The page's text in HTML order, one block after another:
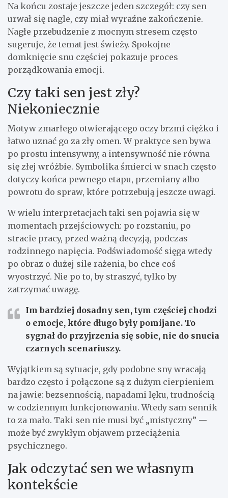
Na końcu zostaje jeszcze jeden szczegół: czy sen
urwał się nagle, czy miał wyraźne zakończenie.
Nagłe przebudzenie z mocnym stresem często
sugeruje, że temat jest świeży. Spokojne
domknięcie snu częściej pokazuje proces
porządkowania emocji.
Czy taki sen jest zły?
Niekoniecznie
Motyw zmarłego otwierającego oczy brzmi ciężko i
łatwo uznać go za zły omen. W praktyce sen bywa
po prostu intensywny, a intensywność nie równa
się złej wróżbie. Symbolika śmierci w snach często
dotyczy końca pewnego etapu, przemiany albo
powrotu do spraw, które potrzebują jeszcze uwagi.
W wielu interpretacjach taki sen pojawia się w
momentach przejściowych: po rozstaniu, po
stracie pracy, przed ważną decyzją, podczas
rodzinnego napięcia. Podświadomość sięga wtedy
po obraz o dużej sile rażenia, bo chce coś
wyostrzyć. Nie po to, by straszyć, tylko by
zatrzymać uwagę.
Im bardziej dosadny sen, tym częściej chodzi
o emocje, które długo były pomijane. To
sygnał do przyjrzenia się sobie, nie do snucia
czarnych scenariuszy.
Wyjątkiem są sytuacje, gdy podobne sny wracają
bardzo często i połączone są z dużym cierpieniem
na jawie: bezsennością, napadami lęku, trudnością
w codziennym funkcjonowaniu. Wtedy sam sennik
to za mało. Taki sen nie musi być „mistyczny” —
może być zwykłym objawem przeciążenia
psychicznego.
Jak odczytać sen we własnym
kontekście